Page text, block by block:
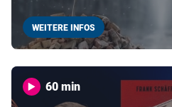
WEITERE INFOS
60 min